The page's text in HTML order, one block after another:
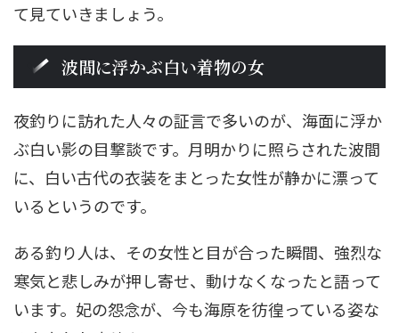
て見ていきましょう。
波間に浮かぶ白い着物の女
夜釣りに訪れた人々の証言で多いのが、海面に浮か
ぶ白い影の目撃談です。月明かりに照らされた波間
に、白い古代の衣装をまとった女性が静かに漂って
いるというのです。
ある釣り人は、その女性と目が合った瞬間、強烈な
寒気と悲しみが押し寄せ、動けなくなったと語って
います。妃の怨念が、今も海原を彷徨っている姿な